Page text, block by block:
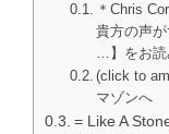
＊Chris
貴方の声
…】をお読
(click to
マゾンへ
= Like A